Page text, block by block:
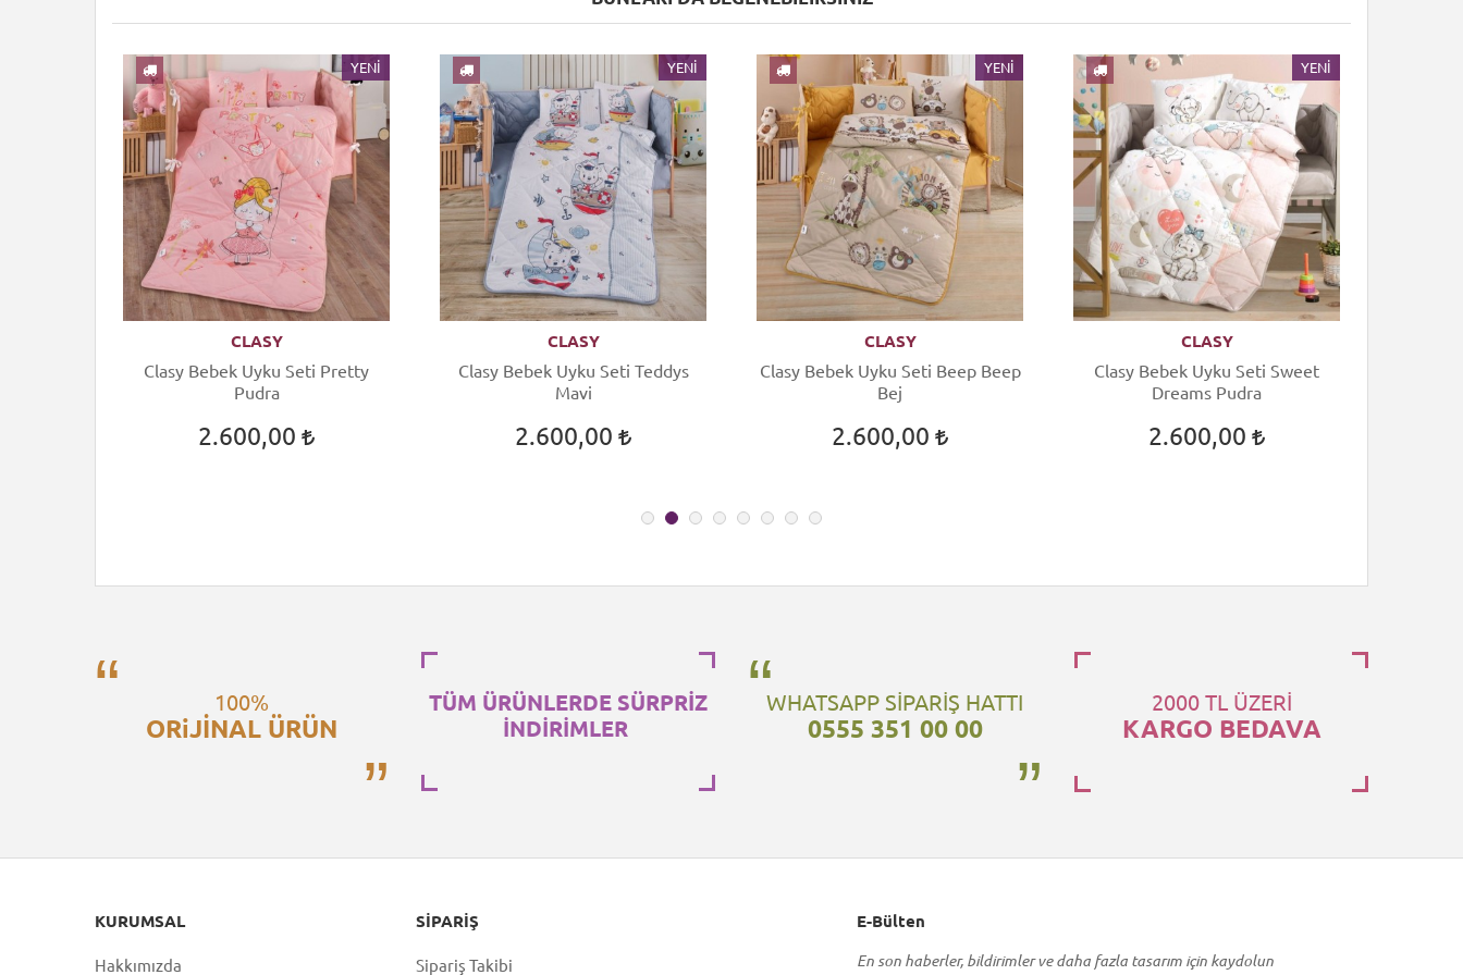
YENI
CLASY
Clasy Bebek Uyku Seti Pretty
Pudra
2.600,00
YENI
CLASY
Clasy Bebek Uyku Seti Teddys
Mavi
2.600,00
YENI
CLASY
Clasy Bebek Uyku Seti Beep Beep
Bej
2.600,00
YENI
CLASY
Clasy Bebek Uyku Seti Sweet
Dreams Pudra
2.600,00
100%
ORiJİNAL ÜRÜN
TÜM ÜRÜNLERDE SÜRPRİZ
İNDİRİMLER
WHATSAPP SİPARİŞ HATTI
0555 351 00 00
2000 TL ÜZERİ
KARGO BEDAVA
KURUMSAL
Hakkımızda
SIPARIŞ
Sipariş Takibi
E-Bülten
En son haberler, bildirimler ve daha fazla tasarım için kaydolun